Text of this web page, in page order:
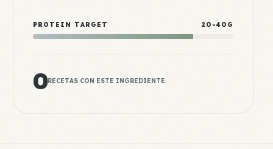
PROTEIN TARGET 20-40G
0RECETAS CON ESTE INGREDIENTE